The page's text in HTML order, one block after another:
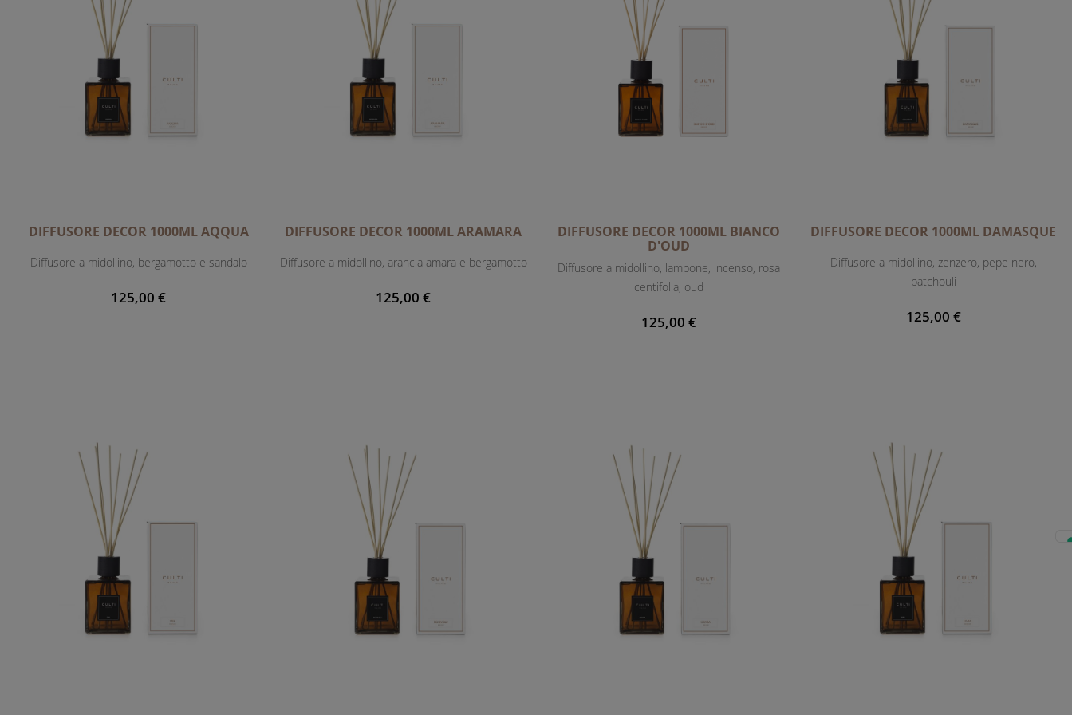
DIFFUSORE DECOR 1000ML AQQUA
Diffusore a midollino, bergamotto e sandalo
125,00 €
DIFFUSORE DECOR 1000ML ARAMARA
Diffusore a midollino, arancia amara e bergamotto
125,00 €
DIFFUSORE DECOR 1000ML BIANCO
D'OUD
Diffusore a midollino, lampone, incenso, rosa
centifolia, oud
125,00 €
DIFFUSORE DECOR 1000ML DAMASQUE
Diffusore a midollino, zenzero, pepe nero,
patchouli
125,00 €